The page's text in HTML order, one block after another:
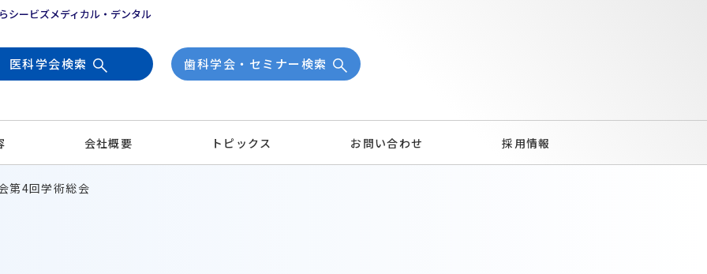
シービズメディカル・デンタル
医科学会検索 歯科学会・セミナー検索
会社概要 トピックス お問い合わせ 採用情報
第4回学術総会